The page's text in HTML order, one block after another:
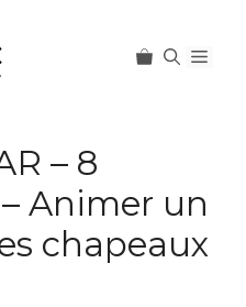
– 8
Animer un
chapeaux